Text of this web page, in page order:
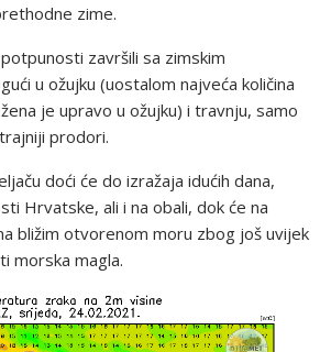
zime.
završili sa zimskim
u ožujku (uostalom najveća količina
je upravo u ožujku) i travnju, samo
prodori.
doći će do izražaja idućih dana,
Hrvatske, ali i na obali, dok će na
bližim otvorenom moru zbog još uvijek
morska magla.